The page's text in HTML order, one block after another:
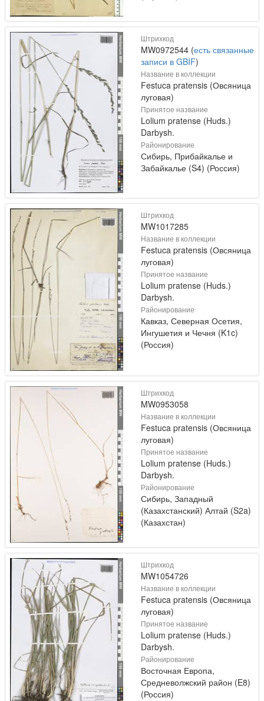
Штрихкод
MW0972544 (есть связанные
записи в GBIF)
Название в коллекции
Festuca pratensis (Овсяница
луговая)
Принятое название
Lolium pratense (Huds.)
Darbysh.
Районирование
Сибирь, Прибайкалье и
Забайкалье (S4) (Россия)
Штрихкод
MW1017285
Название в коллекции
Festuca pratensis (Овсяница
луговая)
Принятое название
Lolium pratense (Huds.)
Darbysh.
Районирование
Кавказ, Северная Осетия,
Ингушетия и Чечня (K1c)
(Россия)
Штрихкод
MW0953058
Название в коллекции
Festuca pratensis (Овсяница
луговая)
Принятое название
Lolium pratense (Huds.)
Darbysh.
Районирование
Сибирь, Западный
(Казахстанский) Алтай (S2a)
(Казахстан)
Штрихкод
MW1054726
Название в коллекции
Festuca pratensis (Овсяница
луговая)
Принятое название
Lolium pratense (Huds.)
Darbysh.
Районирование
Восточная Европа,
Средневолжский район (E8)
(Россия)